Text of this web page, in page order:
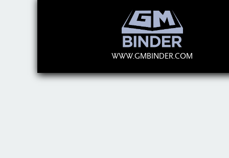
WWW.GMBINDER.COM